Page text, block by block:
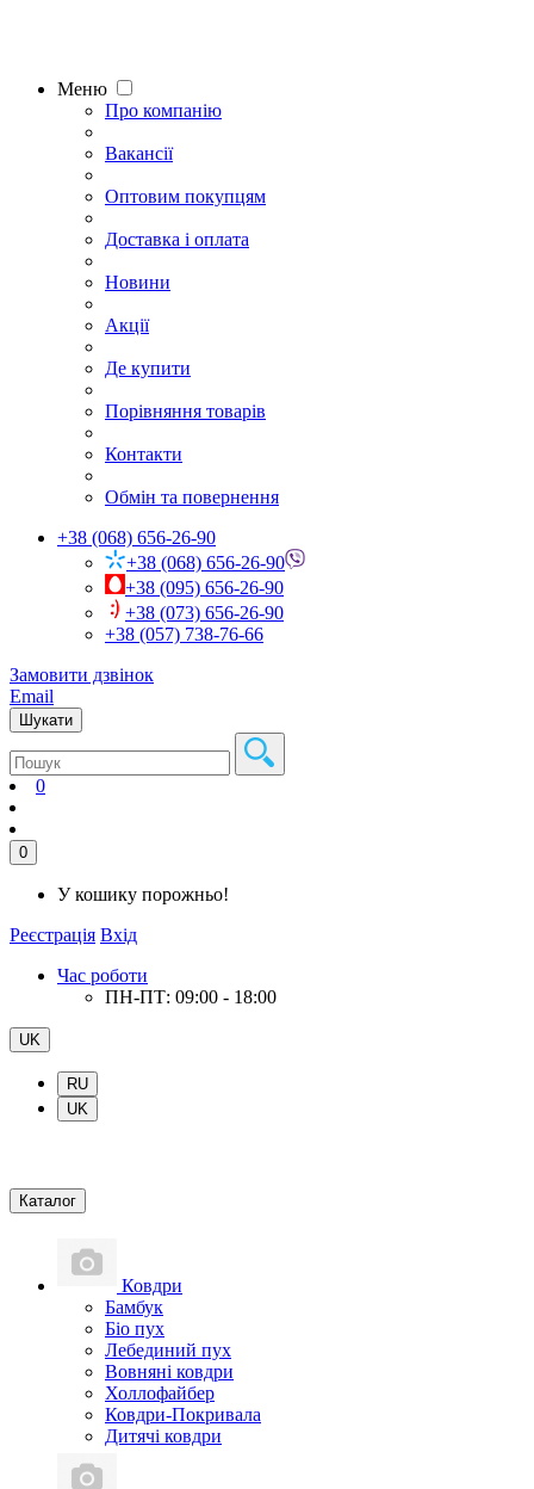
Меню
Про компанію
Вакансії
Оптовим покупцям
Доставка і оплата
Новини
Акції
Де купити
Порівняння товарів
Контакти
Обмін та повернення
+38 (068) 656-26-90
+38 (068) 656-26-90
+38 (095) 656-26-90
+38 (073) 656-26-90
+38 (057) 738-76-66
Замовити дзвінок
Email
Шукати
0
0
У кошику порожньо!
Реєстрація Вхід
Час роботи
ПН-ПТ: 09:00 - 18:00
UK
RU
UK
Каталог
Ковдри
Бамбук
Біо пух
Лебединий пух
Вовняні ковдри
Холлофайбер
Ковдри-Покривала
Дитячі ковдри